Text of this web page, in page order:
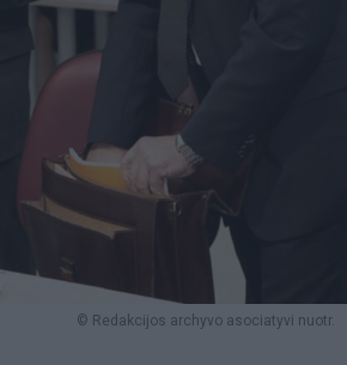
© Redakcijos archyvo asociatyvi nuotr.